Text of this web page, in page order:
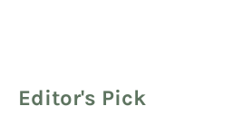
Editor's Pick